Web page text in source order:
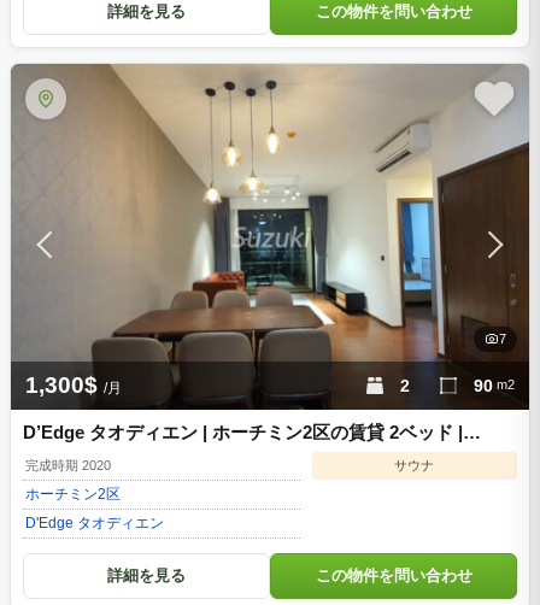
詳細を見る この物件を問い合わせ
7
D’Edge タオディエン | ホーチミン2区の賃貸 2ベッド |
D156838
完成時期 2020
ホーチミン2区
D'Edge タオディエン
サウナ
2 90 m2
1,300$ /月
詳細を見る この物件を問い合わせ